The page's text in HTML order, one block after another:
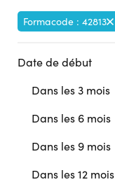
Formacode : 42813
Date de début
Dans les 3 mois
Dans les 6 mois
Dans les 9 mois
Dans les 12 mois